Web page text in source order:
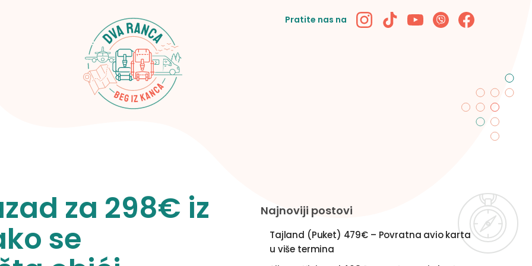
Pratite nas na
za 298€ iz
se
Najnoviji postovi
Tajland (Puket) 479€ – Povratna avio karta
u više termina